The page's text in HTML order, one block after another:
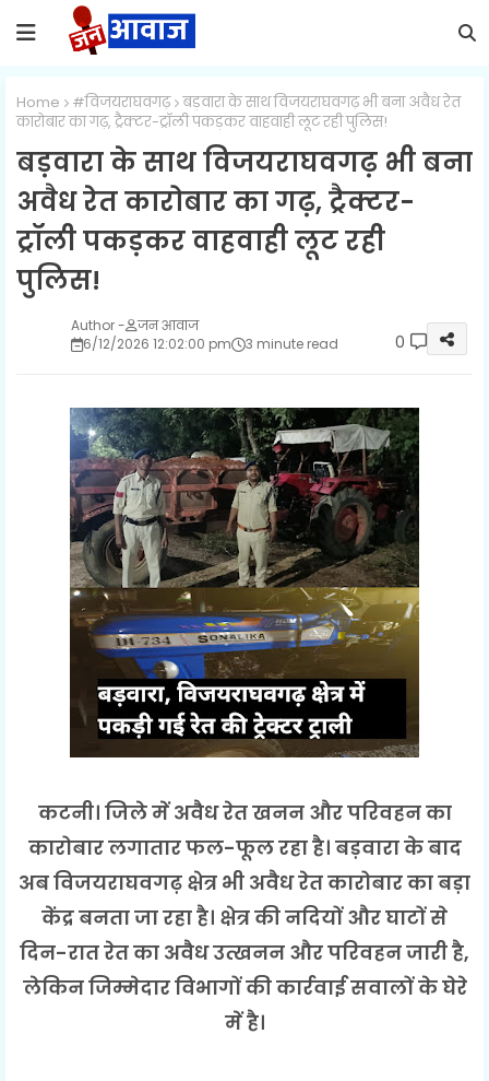
Home #विजयराघवगढ़ बड़वारा के साथ विजयराघवगढ़ भी बना अवैध रेत
कारोबार का गढ़, ट्रैक्टर-ट्रॉली पकड़कर वाहवाही लूट रही पुलिस!
बड़वारा के साथ विजयराघवगढ़ भी बना
अवैध रेत कारोबार का गढ़, ट्रैक्टर-
ट्रॉली पकड़कर वाहवाही लूट रही
पुलिस!
जन आवाज
6/12/2026 12:02:00 pm
3 minute read 0
कटनी। जिले में अवैध रेत खनन और परिवहन का
कारोबार लगातार फल-फूल रहा है। बड़वारा के बाद
अब विजयराघवगढ़ क्षेत्र भी अवैध रेत कारोबार का बड़ा
केंद्र बनता जा रहा है। क्षेत्र की नदियों और घाटों से
दिन-रात रेत का अवैध उत्खनन और परिवहन जारी है,
लेकिन जिम्मेदार विभागों की कार्रवाई सवालों के घेरे
में है।